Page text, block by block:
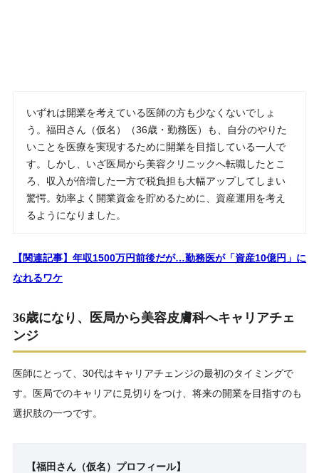
いずれは開業を考えている医師の方も少なくないでしょ
う。福田さん（仮名）（36歳・勤務医）も、自分のやりた
いことを医療を実現するために開業を目指している一人で
す。しかし、いざ医局から美容クリニックへ転職したとこ
ろ、収入が倍増した一方で税負担も大幅アップしてしまい
驚愕。効率よく開業資金を貯めるために、資産運用を考え
るようになりました。
【関連記事】年収1500万円前後だが…勤務医が「資産10億円」に
なれるワケ
36歳になり、医局から美容皮膚科へキャリアチェ
ンジ
医師にとって、30代はキャリアチェンジの最初のタイミングで
す。医局でのキャリアに見切りをつけ、将来の開業を目指すのも
選択肢の一つです。
【福田さん（仮名）プロフィール】